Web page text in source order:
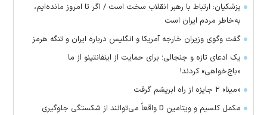
پزشکیان: ارتباط با رهبر انقلاب سخت است / اگر تا امروز مانده‌ایم،
به‌خاطر مردم ایران است
گفت وگوی وزیران خارجه آمریکا و انگلیس درباره ایران و تنگه هرمز
یک ادعای تازه و جنجالی؛ برای حمایت از اینفانتینو از ما
«باج‌خواهی» کردند!
«مینا» ۲ جایزه از راه ابریشم گرفت
مکمل کلسیم و ویتامین D واقعاً می‌توانند از شکستگی جلوگیری